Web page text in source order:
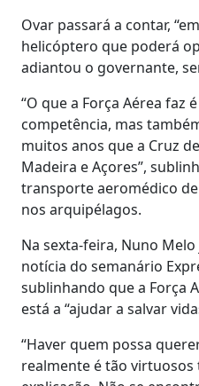
Ovar passará a contar,
helicóptero que poderá
adiantou o governante,
“O que a Força Aérea faz
competência, mas
muitos anos que a Cruz
Madeira e Açores”,
transporte aeromédico
nos arquipélagos.
Na sexta-feira, Nuno
notícia do semanário
sublinhando que a Força
está a “ajudar a salvar
“Haver quem possa
realmente é tão